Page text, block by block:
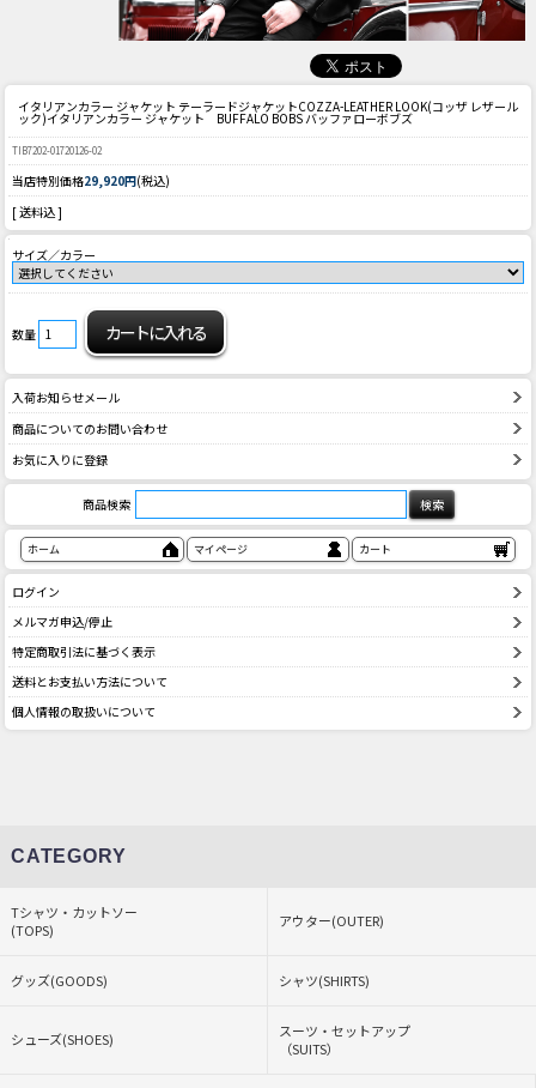
イタリアンカラー ジャケット テーラードジャケットCOZZA-LEATHER LOOK(コッザ レザール
ック)イタリアンカラー ジャケット BUFFALO BOBS バッファローボブズ
TIB7202-01720126-02
当店特別価格29,920円(税込)
[ 送料込 ]
サイズ／カラー
数量
入荷お知らせメール
商品についてのお問い合わせ
お気に入りに登録
商品検索
ホーム マイページ カート
ログイン
メルマガ申込/停止
特定商取引法に基づく表示
送料とお支払い方法について
個人情報の取扱いについて
CATEGORY
Tシャツ・カットソー
(TOPS)
アウター(OUTER)
グッズ(GOODS) シャツ(SHIRTS)
シューズ(SHOES)
スーツ・セットアップ
（SUITS）